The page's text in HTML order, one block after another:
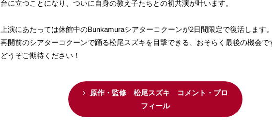
台に立つことになり、ついに自身の教え子たちとの初共演が叶います。
上演にあたっては休館中のBunkamuraシアターコクーンが2日間限定で復活します。
再開前のシアターコクーンで踊る松尾スズキを目撃できる、おそらく最後の機会で
どうぞご期待ください！
原作・監修 松尾スズキ コメント・プロ
フィール